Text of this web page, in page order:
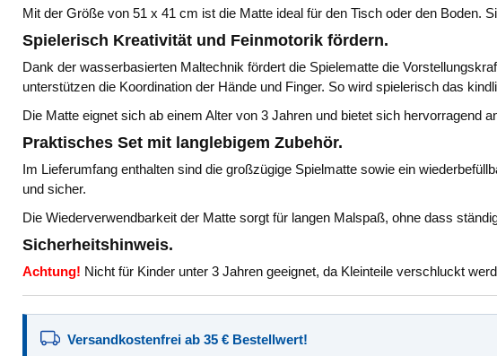
Mit der Größe von 51 x 41 cm ist die Matte ideal für den Tisch oder den Boden.
Spielerisch Kreativität und Feinmotorik fördern.
Dank der wasserbasierten Maltechnik fördert die Spielematte die
unterstützen die Koordination der Hände und Finger. So wird spielerisch das
Die Matte eignet sich ab einem Alter von 3 Jahren und bietet sich hervorragend
Praktisches Set mit langlebigem Zubehör.
Im Lieferumfang enthalten sind die großzügige Spielmatte sowie ein
und sicher.
Die Wiederverwendbarkeit der Matte sorgt für langen Malspaß, ohne dass
Sicherheitshinweis.
Achtung! Nicht für Kinder unter 3 Jahren geeignet, da Kleinteile verschluckt
Versandkostenfrei ab 35 € Bestellwert!